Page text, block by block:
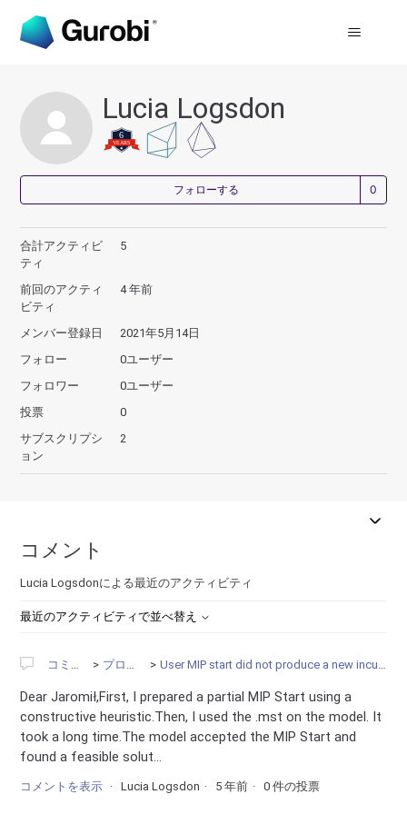
Lucia Logsdon
フォローする
合計アクティビ
ティ
5
前回のアクティ
ビティ
4 年前
メンバー登録日
2021年5月14日
フォロー
0ユーザー
フォロワー
0ユーザー
投票
0
サブスクリプシ
ョン
2
コメント
Lucia Logsdonによる最近のアクティビティ
最近のアクティビティで並べ替え
コミュニティ プログラミング User MIP start did not produce a new incumbent solution/ Another try with MIP start
Dear Jaromił,First, I prepared a partial MIP Start using a
constructive heuristic.Then, I used the .mst on the model. It
took a long time.The model accepted the MIP Start and
found a feasible solut...
コメントを表示 Lucia Logsdon 5 年前 0 件の投票